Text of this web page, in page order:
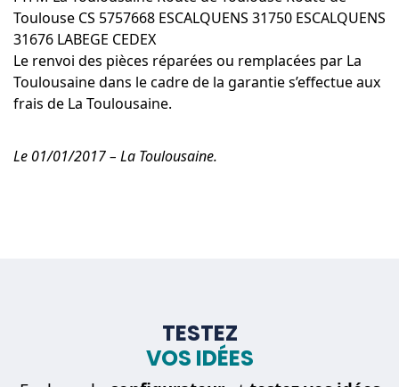
Toulouse CS 5757668 ESCALQUENS 31750 ESCALQUENS
31676 LABEGE CEDEX
Le renvoi des pièces réparées ou remplacées par La
Toulousaine dans le cadre de la garantie s’effectue aux
frais de La Toulousaine.
Le 01/01/2017 – La Toulousaine.
TESTEZ
VOS IDÉES